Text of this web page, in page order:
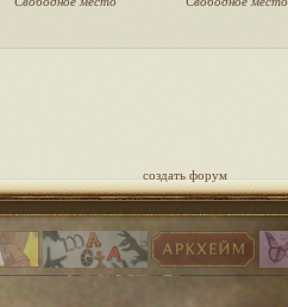
создать форум